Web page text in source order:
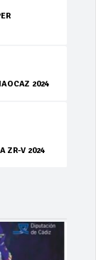
2024
ZR-V 2024